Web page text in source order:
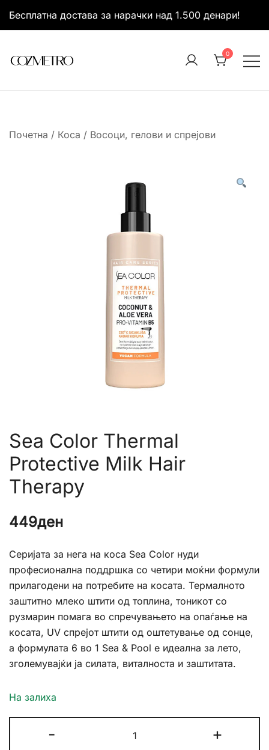
Бесплатна достава за нарачки над 1.500 денари!
0
Почетна / Коса / Восоци, гелови и спрејови
Sea Color Thermal
Protective Milk Hair
Therapy
449ден
Серијата за нега на коса Sea Color нуди
професионална поддршка со четири моќни формули
прилагодени на потребите на косата. Термалното
заштитно млеко штити од топлина, тоникот со
рузмарин помага во спречувањето на опаѓање на
косата, UV спрејот штити од оштетување од сонце,
а формулата 6 во 1 Sea & Pool е идеална за лето,
зголемувајќи ја силата, виталноста и заштитата.
На залиха
-
Color
+